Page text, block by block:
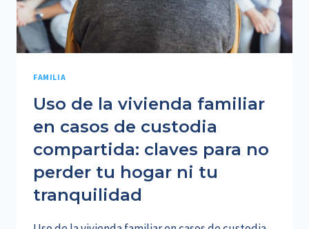
LEY
ORGÁNICA
FAMILIA
Uso de la vivienda familiar
en casos de custodia
compartida: claves para no
perder tu hogar ni tu
tranquilidad